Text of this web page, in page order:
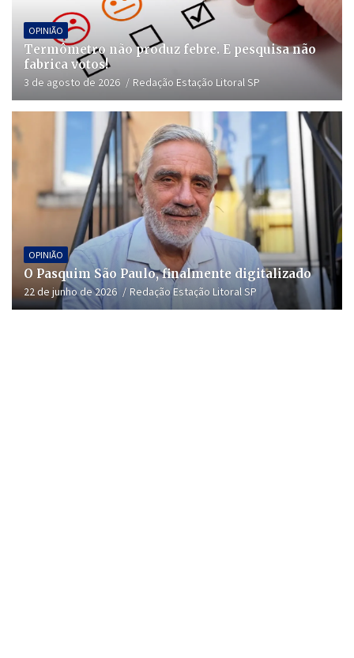
OPINIÃO
Termômetro não produz febre. E pesquisa não
fabrica votos!
3 de agosto de 2026 Redação Estação Litoral SP
OPINIÃO
O Pasquim São Paulo, finalmente digitalizado
22 de junho de 2026 Redação Estação Litoral SP